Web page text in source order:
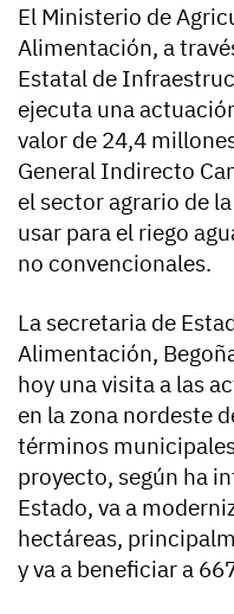
El Ministerio de
Alimentación, a
Estatal de
ejecuta una
valor de 24,4
General Indirecto
el sector agrario de
usar para el riego
no convencionales.
La secretaria de
Alimentación,
hoy una visita a las
en la zona nordeste
términos
proyecto, según ha
Estado, va a
hectáreas,
y va a beneficiar a